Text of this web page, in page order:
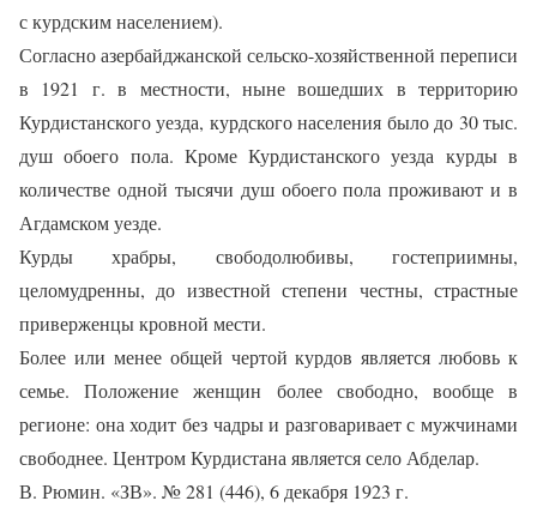
с курдским населением).
Согласно азербайджанской сельско-хозяйственной переписи
в 1921 г. в местности, ныне вошедших в территорию
Курдистанского уезда, курдского населения было до 30 тыс.
душ обоего пола. Кроме Курдистанского уезда курды в
количестве одной тысячи душ обоего пола проживают и в
Агдамском уезде.
Курды храбры, свободолюбивы, гостеприимны,
целомудренны, до известной степени честны, страстные
приверженцы кровной мести.
Более или менее общей чертой курдов является любовь к
семье. Положение женщин более свободно, вообще в
регионе: она ходит без чадры и разговаривает с мужчинами
свободнее. Центром Курдистана является село Абделар.
В. Рюмин. «ЗВ». № 281 (446), 6 декабря 1923 г.